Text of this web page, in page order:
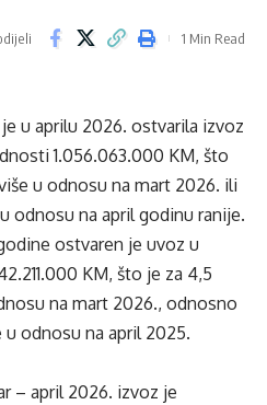
1 Min Read
u aprilu 2026. ostvarila izvoz
1.056.063.000 KM, što
u odnosu na mart 2026. ili
odnosu na april godinu ranije.
ostvaren je uvoz u
KM, što je za 4,5
na mart 2026., odnosno
u odnosu na april 2025.
– april 2026. izvoz je